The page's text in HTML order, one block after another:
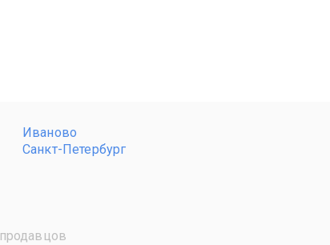
Иваново
Санкт-Петербург